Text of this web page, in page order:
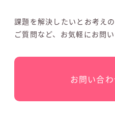
課題を解決したいとお考えの
ご質問など、お気軽にお問
お問い合